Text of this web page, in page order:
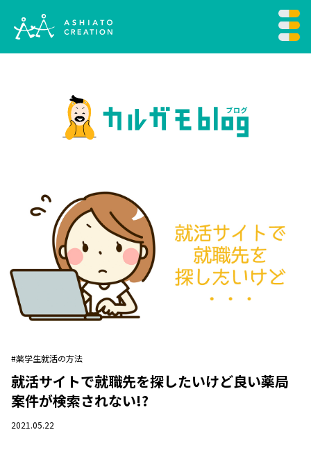
#薬学生就活の方法
就活サイトで就職先を探したいけど良い薬局
案件が検索されない!?
2021.05.22